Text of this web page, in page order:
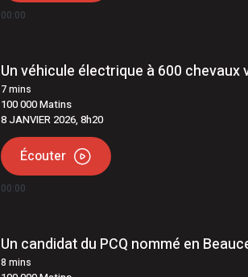
00:00
Un véhicule électrique à 600 chevaux
7mins
100 000 Matins
8 JANVIER 2026, 8h20
Écouter
00:00
Un candidat du PCQ nommé en
8 mins